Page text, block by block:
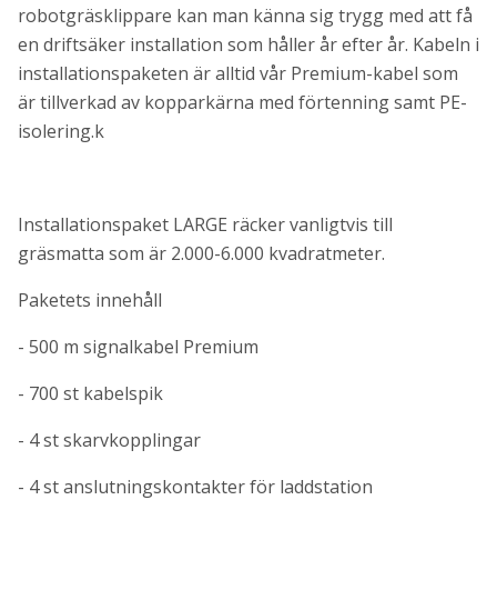
robotgräsklippare kan man känna sig trygg med att få
en driftsäker installation som håller år efter år. Kabeln i
installationspaketen är alltid vår Premium-kabel som
är tillverkad av kopparkärna med förtenning samt PE-
isolering.k
Installationspaket LARGE räcker vanligtvis till
gräsmatta som är 2.000-6.000 kvadratmeter.
Paketets innehåll
- 500 m signalkabel Premium
- 700 st kabelspik
- 4 st skarvkopplingar
- 4 st anslutningskontakter för laddstation